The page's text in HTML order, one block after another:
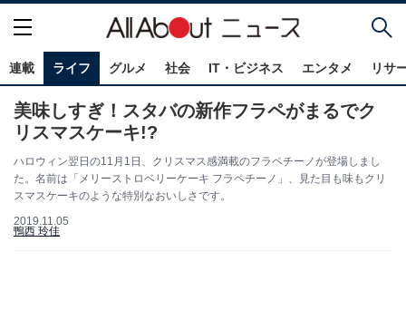
連載 ライフ グルメ 社会 IT・ビジネス エンタメ リサ
美味しすぎ！スタバの新作フラペがまるでク
リスマスケーキ!?
ハロウィン翌日の11月1日、クリスマス感満載のフラペチーノが登場しまし
た。名前は「メリーストロベリーケーキ フラペチーノ」、見た目も味もクリ
スマスケーキのような特別なおいしさです。
2019.11.05
鴨西 玲佳